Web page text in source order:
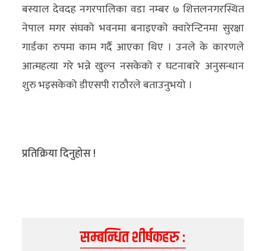
राशिफल
फोटो
ग्यालरी
भिडियो
बस्याल देवदह नगरपालिका वडा नम्बर ७ शित्तलनगरस्थित
नेपाल मगर संघको भवनमा बनाइएको क्वारेन्टिनमा सुरक्षा
गार्डका रुपमा काम गर्दै आएका थिए । उनले के कारणले
आत्महत्या गरे भन्ने खुल्न नसकेको र घटनाबारे अनुसन्धान
शुरु भइसकेको डीएसपी राठौरले बताउनुभयो ।
प्रतिक्रिया दिनुहोस !
सम्बन्धित शीर्षकहरु :